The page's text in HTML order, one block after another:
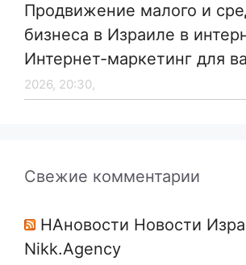
Продвижение малого и
бизнеса в Израиле в
Интернет-маркетинг для
2026, 20:30,
Свежие комментарии
НАновости Новости
Nikk.Agency